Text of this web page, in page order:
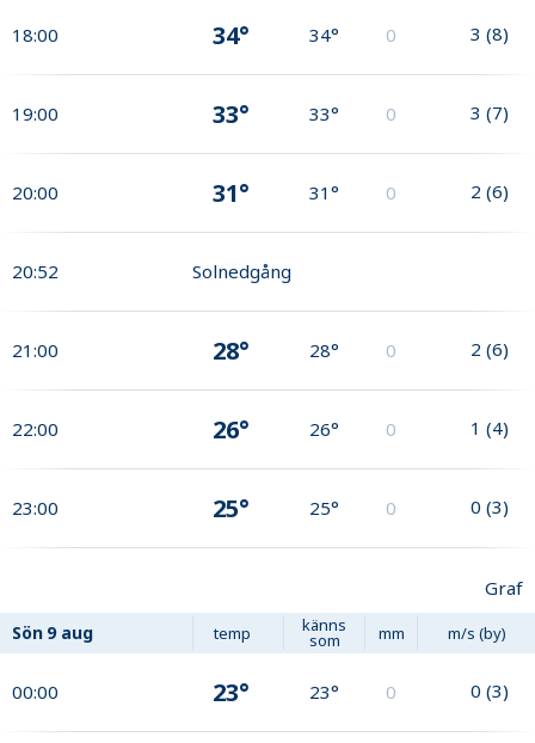
18:00 34° 34° 0 3 (8)
19:00 33° 33° 0 3 (7)
20:00 31° 31° 0 2 (6)
20:52 Solnedgång
21:00 28° 28° 0 2 (6)
22:00 26° 26° 0 1 (4)
23:00 25° 25° 0 0 (3)
Graf
Sön 9 aug temp känns
som mm m/s (by)
00:00 23° 23° 0 0 (3)